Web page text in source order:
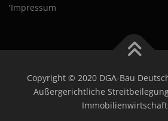
'Impressum
Copyright © 2020 DGA-Bau
Außergerichtliche
Immobilienwirtschaft